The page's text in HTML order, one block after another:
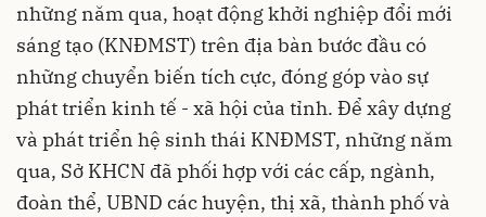
những năm qua, hoạt động khởi nghiệp đổi mới
sáng tạo (KNĐMST) trên địa bàn bước đầu có
những chuyển biến tích cực, đóng góp vào sự
phát triển kinh tế - xã hội của tỉnh. Để xây dựng
và phát triển hệ sinh thái KNĐMST, những năm
qua, Sở KHCN đã phối hợp với các cấp, ngành,
đoàn thể, UBND các huyện, thị xã, thành phố và